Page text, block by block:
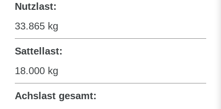
Nutzlast:
33.865 kg
Sattellast:
18.000 kg
Achslast gesamt: